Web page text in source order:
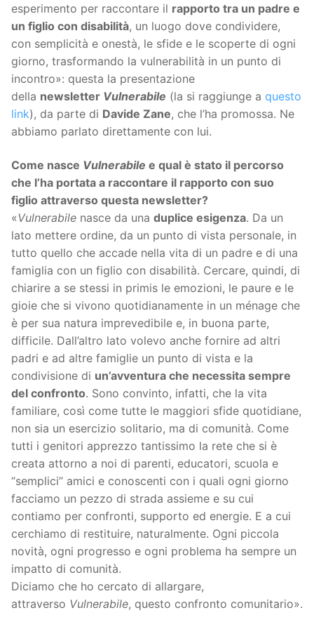
esperimento per raccontare il rapporto tra un padre e
un figlio con disabilità, un luogo dove condividere,
con semplicità e onestà, le sfide e le scoperte di ogni
giorno, trasformando la vulnerabilità in un punto di
incontro»: questa la presentazione
della newsletter Vulnerabile (la si raggiunge a questo
link), da parte di Davide Zane, che l’ha promossa. Ne
abbiamo parlato direttamente con lui.
Come nasce Vulnerabile e qual è stato il percorso
che l’ha portata a raccontare il rapporto con suo
figlio attraverso questa newsletter?
«Vulnerabile nasce da una duplice esigenza. Da un
lato mettere ordine, da un punto di vista personale, in
tutto quello che accade nella vita di un padre e di una
famiglia con un figlio con disabilità. Cercare, quindi, di
chiarire a se stessi in primis le emozioni, le paure e le
gioie che si vivono quotidianamente in un ménage che
è per sua natura imprevedibile e, in buona parte,
difficile. Dall’altro lato volevo anche fornire ad altri
padri e ad altre famiglie un punto di vista e la
condivisione di un’avventura che necessita sempre
del confronto. Sono convinto, infatti, che la vita
familiare, così come tutte le maggiori sfide quotidiane,
non sia un esercizio solitario, ma di comunità. Come
tutti i genitori apprezzo tantissimo la rete che si è
creata attorno a noi di parenti, educatori, scuola e
“semplici” amici e conoscenti con i quali ogni giorno
facciamo un pezzo di strada assieme e su cui
contiamo per confronti, supporto ed energie. E a cui
cerchiamo di restituire, naturalmente. Ogni piccola
novità, ogni progresso e ogni problema ha sempre un
impatto di comunità.
Diciamo che ho cercato di allargare,
attraverso Vulnerabile, questo confronto comunitario».